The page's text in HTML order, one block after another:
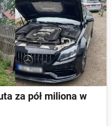
za pół miliona w